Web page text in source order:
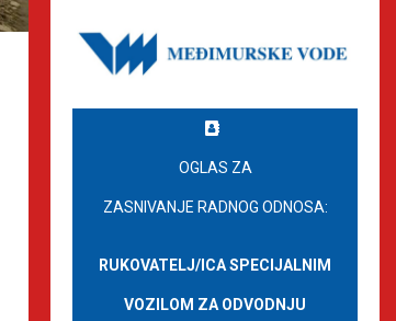
OGLAS ZA
ZASNIVANJE RADNOG ODNOSA:
RUKOVATELJ/ICA SPECIJALNIM
VOZILOM ZA ODVODNJU